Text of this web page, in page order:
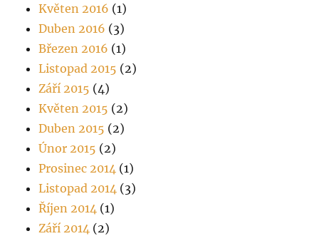
Květen 2016 (1)
Duben 2016 (3)
Březen 2016 (1)
Listopad 2015 (2)
Září 2015 (4)
Květen 2015 (2)
Duben 2015 (2)
Únor 2015 (2)
Prosinec 2014 (1)
Listopad 2014 (3)
Říjen 2014 (1)
Září 2014 (2)